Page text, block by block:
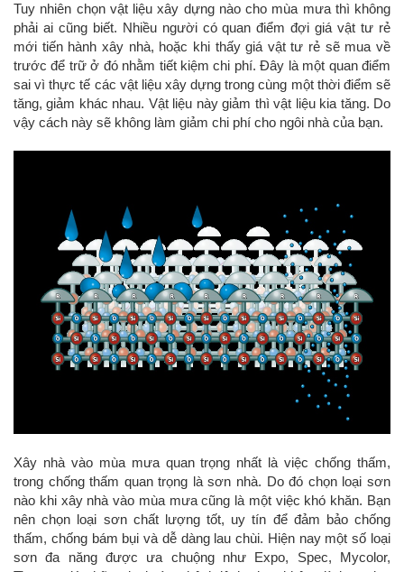
Tuy nhiên chọn vật liệu xây dựng nào cho mùa mưa thì không
phải ai cũng biết. Nhiều người có quan điểm đợi giá vật tư rẻ
mới tiến hành xây nhà, hoặc khi thấy giá vật tư rẻ sẽ mua về
trước để trữ ở đó nhằm tiết kiệm chi phí. Đây là một quan điểm
sai vì thực tế các vật liệu xây dựng trong cùng một thời điểm sẽ
tăng, giảm khác nhau. Vật liệu này giảm thì vật liệu kia tăng. Do
vậy cách này sẽ không làm giảm chi phí cho ngôi nhà của bạn.
Xây nhà vào mùa mưa quan trọng nhất là việc chống thấm,
trong chống thấm quan trọng là sơn nhà. Do đó chọn loại sơn
nào khi xây nhà vào mùa mưa cũng là một việc khó khăn. Bạn
nên chọn loại sơn chất lượng tốt, uy tín để đảm bảo chống
thấm, chống bám bụi và dễ dàng lau chùi. Hiện nay một số loại
sơn đa năng được ưa chuộng như Expo, Spec, Mycolor,